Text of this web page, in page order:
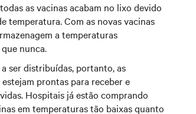
as vacinas acabam no lixo devido
temperatura. Com as novas vacinas
a temperaturas
nunca.
ser distribuídas, portanto, as
prontas para receber e
Hospitais já estão comprando
em temperaturas tão baixas quanto